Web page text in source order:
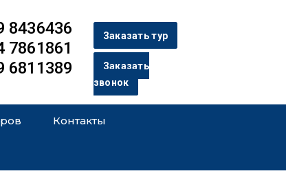
8436436
7861861
6811389
Заказать тур
Заказать
звонок
Контакты